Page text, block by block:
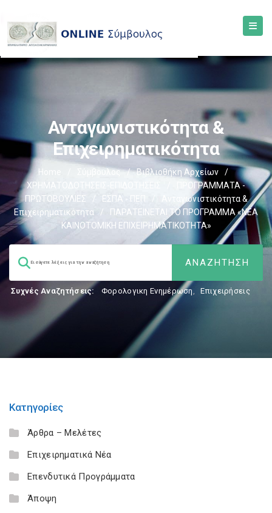
Ανταγωνιστικότητα &
Επιχειρηματικότητα
Home Σύμβουλος / Βιβλιοθήκη Αρχείων
/
ΧΡΗΜΑΤΟΔΟΤΗΣΕΙΣ-ΕΠΙΔΟΤΗΣΕΙΣ
ΠΡΟΓΡΑΜΜΑΤΑ -
ΠΡΩΤΟΒΟΥΛΙΕΣ
/ ΕΣΠΑ - ΠΕΠ
Ανταγωνιστικότητα &
Επιχειρηματικότητα
/
ΠΑΡΑΤΕΙΝΕΤΑΙ ΤΟ ΠΡΟΓΡΑΜΜΑ «ΝΕΑ
ΚΑΙΝΟΤΟΜΙΚΗ ΕΠΙΧΕΙΡΗΜΑΤΙΚΟΤΗΤΑ»
Συχνές Αναζητήσεις: Φορολογικη Ενημέρωση, Επιχειρήσεις
Κατηγορίες
Άρθρα – Μελέτες
Επιχειρηματικά Νέα
Επενδυτικά Προγράμματα
Άποψη